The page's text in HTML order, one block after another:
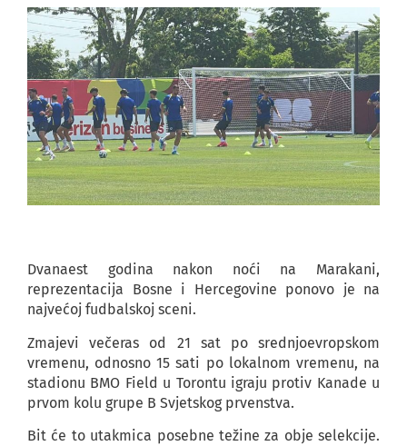
Dvanaest godina nakon noći na Marakani,
reprezentacija Bosne i Hercegovine ponovo je na
najvećoj fudbalskoj sceni.
Zmajevi večeras od 21 sat po srednjoevropskom
vremenu, odnosno 15 sati po lokalnom vremenu, na
stadionu BMO Field u Torontu igraju protiv Kanade u
prvom kolu grupe B Svjetskog prvenstva.
Bit će to utakmica posebne težine za obje selekcije.